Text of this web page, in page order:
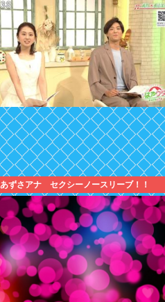
ずさアナ セクシーノースリーブ！！